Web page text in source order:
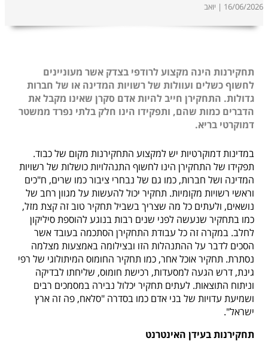
16/06/2026 | יואב
תחקירנות הינה מקצוע לרודפי בצדק אשר מעוניינים
לחשוף כשלים ועוולות של רשויות המדינה או של חברות
גדולות. התחקירן חייב להיות אדם סקרן שאינו מקבל את
הדברים כמות שהם, ותפקידו הינו חלק בלתי נפרד ממשטר
דמוקרטי בריא.
במדינות דמוקרטיות יש למקצוע התחקירנות מקום של כבוד.
תפקידו של התחקירן הינו לחשוף התנהלויות כושלות של רשויות
המדינה ושל חברות, כמו גם של נבחרי ציבור כמו שרים, ח"כים
וראשי רשויות מקומיות. תחקיר יכול להעשות על מגוון רחב של
נושאים, ולעתים כל מה שצריך בשביל תחקיר טוב זה קצת מזל,
כמו בתחקיר שנעשה לפני שנים רבות בנוגע להוספת סיליקון
לחלב. במקרה זה כל עבודת התחקירן הסתכמה בעובד אשר
הסכים לדבר על ההתנהלות הזו ובצילומה באמצעות מצלמה
נסתרת. תחקיר אוכל אחר, כמו תחקיר החומוס המיתולוגי של רפי
גינת, דרש הגעה למסעדות, רכישת חומוס, שליחתו לבדיקה
וניתוח התוצאות. לעתים תחקיר יכלול נבירה במסמכים רבים
ושמיעת עדויות של בני אדם כמו בסדרה "סלאח, פה זה ארץ
ישראל".
תחקירנות בעידן האינטרנט